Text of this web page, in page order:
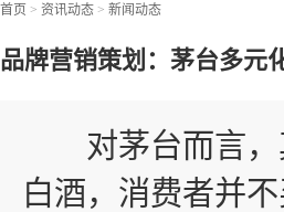
首页 > 资讯动态 > 新闻动态
品牌营销策划：茅台多元
对茅台而言，
白酒，消费者并